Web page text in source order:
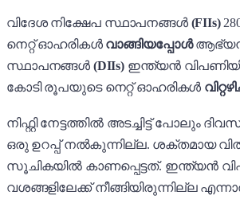
വിദേശ നിക്ഷേപ സ്ഥാപനങ്ങൾ(FIIs)
നെറ്റ് ഓഹരികൾ വാങ്ങിയപ്പോൾ
സ്ഥാപനങ്ങൾ (DIIs) ഇന്ത്യൻ
കോടി രൂപയുടെ നെറ്റ് ഓഹരികൾ
നിഫ്റ്റി നേട്ടത്തിൽ അടച്ചിട്ട് പോലും
ഒരു ഉറപ്പ് നൽകുന്നില്ല. ശക്തമായ
സൂചികയിൽ കാണപ്പെട്ടത്. ഇന്ത്യൻ
വശങ്ങളിലേക്ക് നീങ്ങിയിരുന്നില്ല